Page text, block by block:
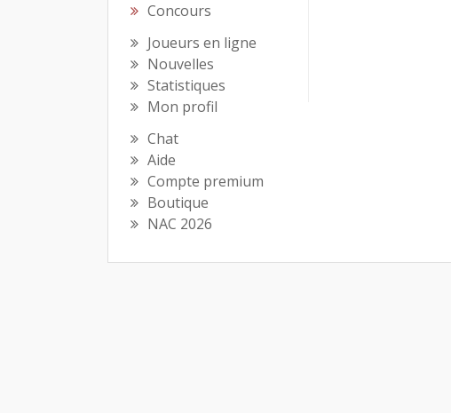
Concours
Joueurs en ligne
Nouvelles
Statistiques
Mon profil
Chat
Aide
Compte premium
Boutique
NAC 2026